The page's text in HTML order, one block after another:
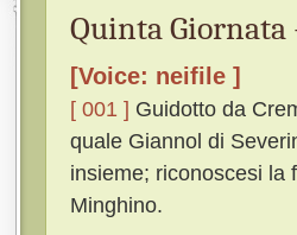
Quinta Giornata
[Voice: neifile ]
[ 001 ] Guidotto da
quale Giannol di
insieme; riconoscesi la
Minghino.